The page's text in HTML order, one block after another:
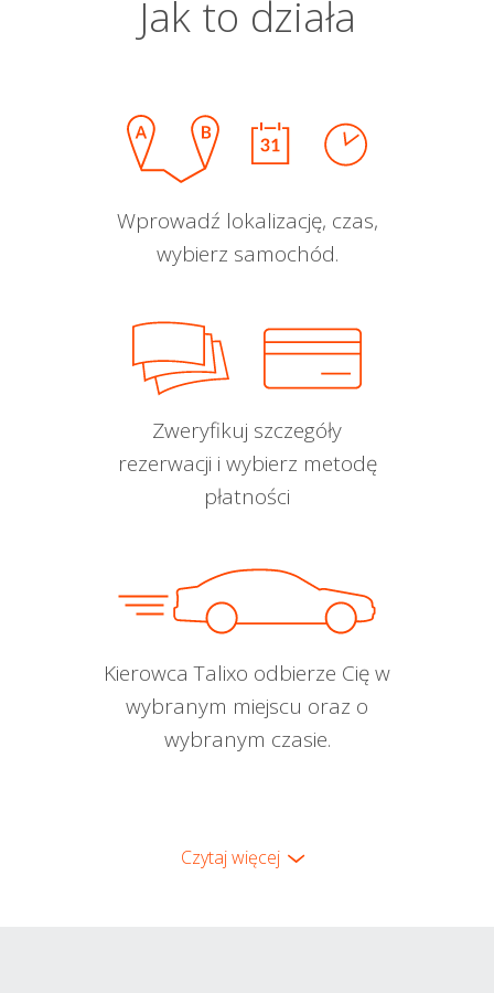
Jak to działa
Wprowadź lokalizację, czas,
wybierz samochód.
Zweryfikuj szczegóły
rezerwacji i wybierz metodę
płatności
Kierowca Talixo odbierze Cię w
wybranym miejscu oraz o
wybranym czasie.
Czytaj więcej